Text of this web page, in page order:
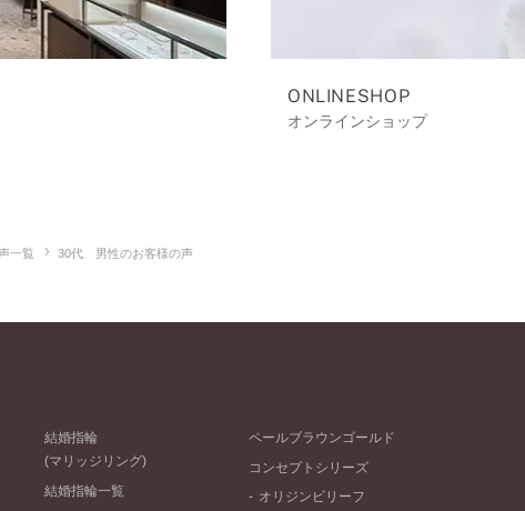
ONLINESHOP
オンラインショップ
一覧 30代 男性のお客様の声
結婚指輪
(マリッジリング)
結婚指輪一覧
ペールブラウンゴールド
コンセプトシリーズ
オリジンビリーフ